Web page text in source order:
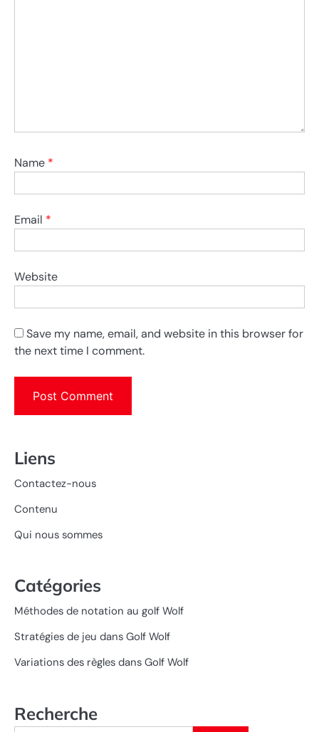
Name *
Email *
Website
Save my name, email, and website in this browser for
the next time I comment.
Liens
Contactez-nous
Contenu
Qui nous sommes
Catégories
Méthodes de notation au golf Wolf
Stratégies de jeu dans Golf Wolf
Variations des règles dans Golf Wolf
Recherche